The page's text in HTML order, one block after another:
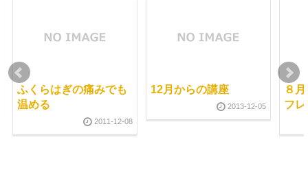
ふくらはぎの痛みでも
温める
2011-12-08
12月からの講座
2013-12-05
８
フ